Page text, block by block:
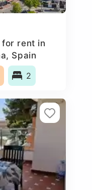
for rent in
Spain
2